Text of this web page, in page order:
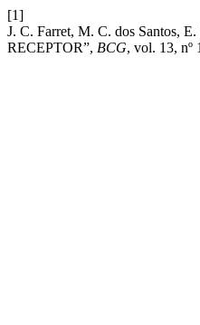
[1]
J. C. Farret, M. C. dos Santos,
RECEPTOR”, BCG, vol. 13, nº